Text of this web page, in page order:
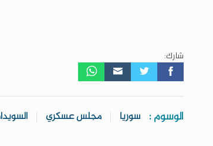
شارك:
الوسوم : سوريا مجلس عسكري